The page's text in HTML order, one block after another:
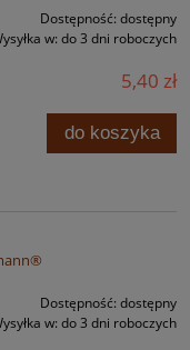
Dostępność: dostępny
w: do 3 dni roboczych
5,40 zł
do koszyka
Dostępność: dostępny
w: do 3 dni roboczych